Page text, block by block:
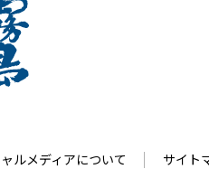
ルメディアについて サイト